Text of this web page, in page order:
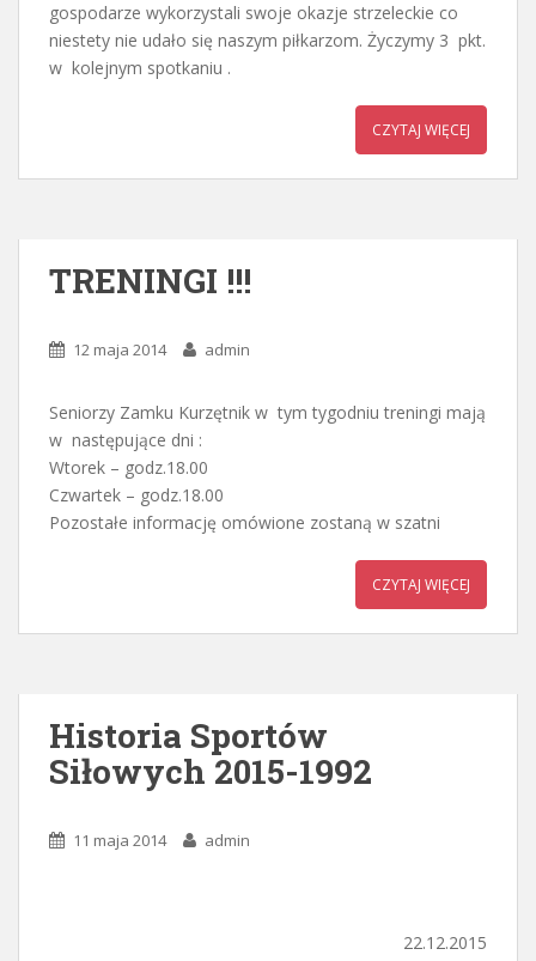
gospodarze wykorzystali swoje okazje strzeleckie co
niestety nie udało się naszym piłkarzom. Życzymy 3 pkt.
w kolejnym spotkaniu .
CZYTAJ WIĘCEJ
TRENINGI !!!
12 maja 2014 admin
Seniorzy Zamku Kurzętnik w tym tygodniu treningi mają
w następujące dni :
Wtorek – godz.18.00
Czwartek – godz.18.00
Pozostałe informację omówione zostaną w szatni
CZYTAJ WIĘCEJ
Historia Sportów
Siłowych 2015-1992
11 maja 2014 admin
22.12.2015